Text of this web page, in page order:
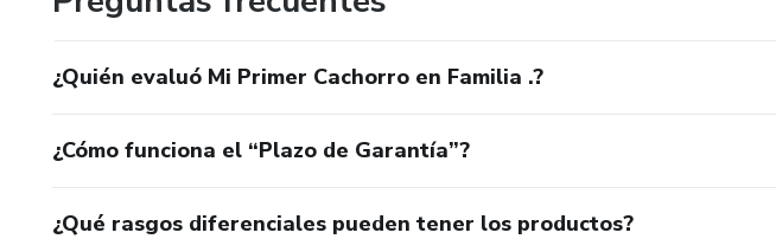
¿Quién evaluó Mi Primer Cachorro en Familia .?
¿Cómo funciona el “Plazo de Garantía”?
¿Qué rasgos diferenciales pueden tener los productos?